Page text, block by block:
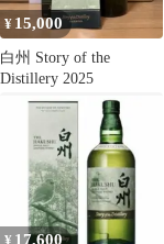
¥ 15,000
白州 Story of the
Distillery 2025
17,600